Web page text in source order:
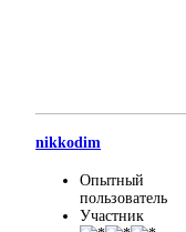
nikkodim
Опытный
пользователь
Участник